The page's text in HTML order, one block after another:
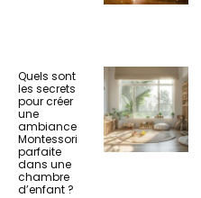
Quels sont
les secrets
pour créer
une
ambiance
Montessori
parfaite
dans une
chambre
d’enfant ?